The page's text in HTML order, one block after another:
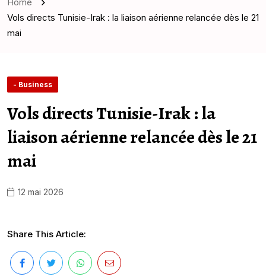
Vols directs Tunisie-Irak : la liaison aérienne relancée dès le 21
mai
- Business
Vols directs Tunisie-Irak : la
liaison aérienne relancée dès le 21
mai
12 mai 2026
Share This Article: